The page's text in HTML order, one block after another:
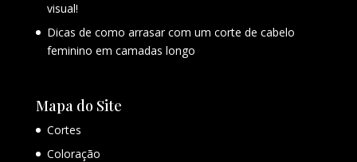
visual!
Dicas de como arrasar com um corte de cabelo
feminino em camadas longo
Mapa do Site
Cortes
Coloração